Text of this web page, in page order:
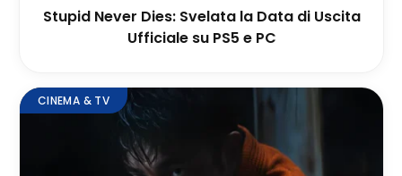
Stupid Never Dies: Svelata la Data di Uscita
Ufficiale su PS5 e PC
CINEMA & TV